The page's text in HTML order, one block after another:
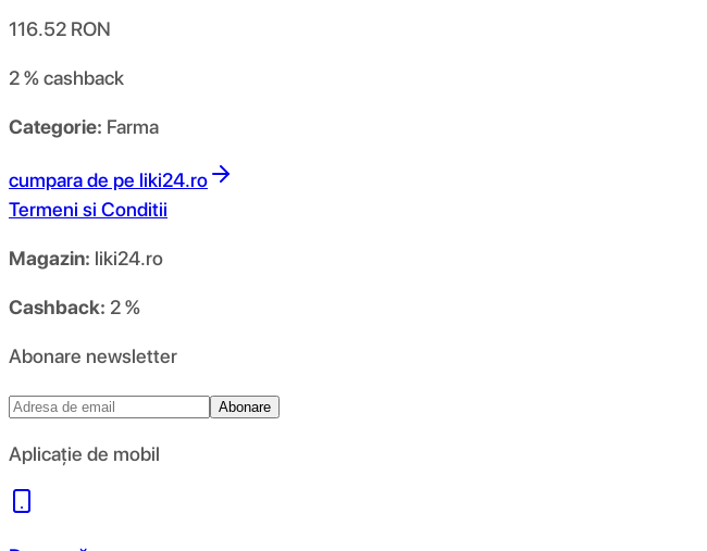
116.52 RON
2 %cashback
Categorie: Farma
cumpara de pe liki24.ro
Termeni si Conditii
Magazin: liki24.ro
Cashback: 2 %
Abonare newsletter
Abonare
Aplicație de mobil